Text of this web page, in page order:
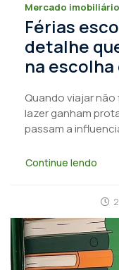
Mercado imobiliário
Férias
detalhe
na escolha
Quando viajar
lazer ganham
passam a
Continue lendo